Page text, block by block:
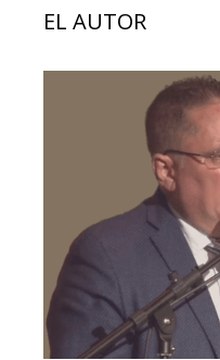
EL AUTOR